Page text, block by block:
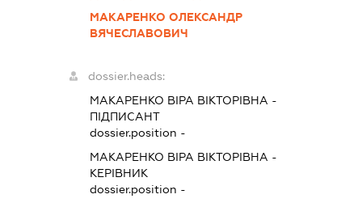
МАКАРЕНКО ОЛЕКСАНДР
ВЯЧЕСЛАВОВИЧ
dossier.heads:
МАКАРЕНКО ВІРА ВІКТОРІВНА -
ПІДПИСАНТ
dossier.position -
МАКАРЕНКО ВІРА ВІКТОРІВНА -
КЕРІВНИК
dossier.position -